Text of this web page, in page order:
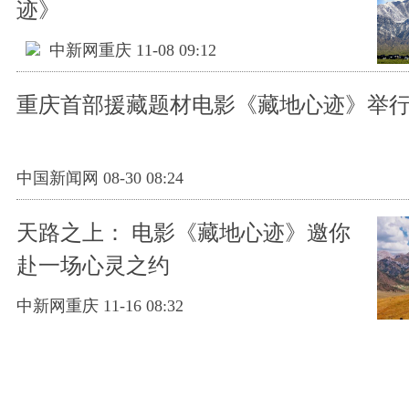
迹》
中新网重庆 11-08 09:12
重庆首部援藏题材电影《藏地心迹》举
中国新闻网 08-30 08:24
天路之上： 电影《藏地心迹》邀你
赴一场心灵之约
中新网重庆 11-16 08:32